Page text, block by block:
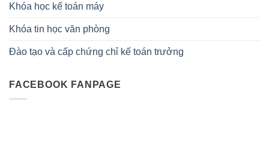
Khóa học kế toán máy
Khóa tin học văn phòng
Đào tạo và cấp chứng chỉ kế toán trưởng
FACEBOOK FANPAGE